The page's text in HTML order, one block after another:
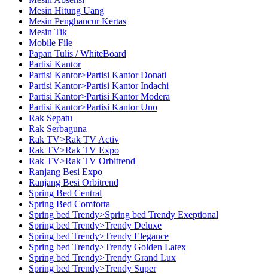
Mesin Hitung Uang
Mesin Penghancur Kertas
Mesin Tik
Mobile File
Papan Tulis / WhiteBoard
Partisi Kantor
Partisi Kantor>Partisi Kantor Donati
Partisi Kantor>Partisi Kantor Indachi
Partisi Kantor>Partisi Kantor Modera
Partisi Kantor>Partisi Kantor Uno
Rak Sepatu
Rak Serbaguna
Rak TV>Rak TV Activ
Rak TV>Rak TV Expo
Rak TV>Rak TV Orbitrend
Ranjang Besi Expo
Ranjang Besi Orbitrend
Spring Bed Central
Spring Bed Comforta
Spring bed Trendy>Spring bed Trendy Exeptional
Spring bed Trendy>Trendy Deluxe
Spring bed Trendy>Trendy Elegance
Spring bed Trendy>Trendy Golden Latex
Spring bed Trendy>Trendy Grand Lux
Spring bed Trendy>Trendy Super